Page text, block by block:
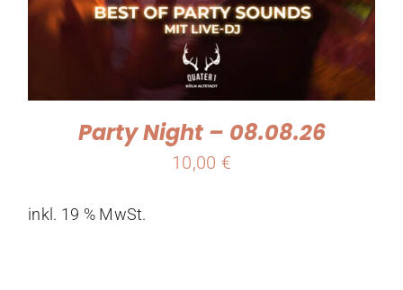
Party Night – 08.08.26
10,00 €
inkl. 19 % MwSt.